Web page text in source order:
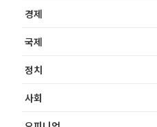
경제
국제
정치
사회